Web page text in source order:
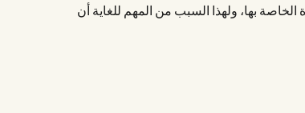
الخاصة بها، ولهذا السبب من المهم للغاية أن